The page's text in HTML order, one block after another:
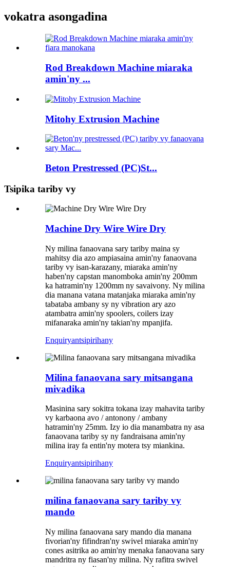
vokatra asongadina
Rod Breakdown Machine miaraka
amin'ny ...
Mitohy Extrusion Machine
Beton Prestressed (PC)St...
Tsipika tariby vy
Machine Dry Wire Wire Dry
Ny milina fanaovana sary tariby maina sy
mahitsy dia azo ampiasaina amin'ny fanaovana
tariby vy isan-karazany, miaraka amin'ny
haben'ny capstan manomboka amin'ny 200mm
ka hatramin'ny 1200mm ny savaivony. Ny milina
dia manana vatana matanjaka miaraka amin'ny
tabataba ambany sy ny vibration ary azo
atambatra amin'ny spoolers, coilers izay
mifanaraka amin'ny takian'ny mpanjifa.
Enquiryantsipirihany
Milina fanaovana sary mitsangana
mivadika
Masinina sary sokitra tokana izay mahavita tariby
vy karbaona avo / antonony / ambany
hatramin'ny 25mm. Izy io dia manambatra ny asa
fanaovana tariby sy ny fandraisana amin'ny
milina iray fa entin'ny motera tsy miankina.
Enquiryantsipirihany
milina fanaovana sary tariby vy
mando
Ny milina fanaovana sary mando dia manana
fivorian'ny fifindran'ny swivel miaraka amin'ny
cones asitrika ao amin'ny menaka fanaovana sary
mandritra ny fiasan'ny milina. Ny rafitra swivel